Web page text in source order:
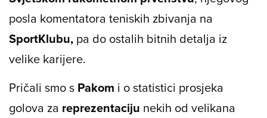
posla komentatora teniskih zbivanja na
SportKlubu, pa do ostalih bitnih detalja iz
velike karijere.
Pričali smo s Pakom i o statistici prosjeka
golova za reprezentaciju nekih od velikana